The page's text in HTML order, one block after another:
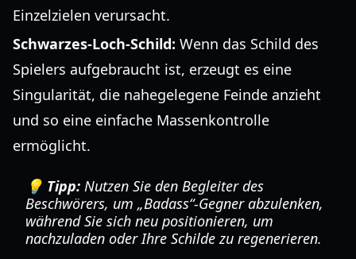
Einzelzielen verursacht.
Schwarzes-Loch-Schild: Wenn das Schild des
Spielers aufgebraucht ist, erzeugt es eine
Singularität, die nahegelegene Feinde anzieht
und so eine einfache Massenkontrolle
ermöglicht.
💡 Tipp: Nutzen Sie den Begleiter des
Beschwörers, um „Badass“-Gegner abzulenken,
während Sie sich neu positionieren, um
nachzuladen oder Ihre Schilde zu regenerieren.